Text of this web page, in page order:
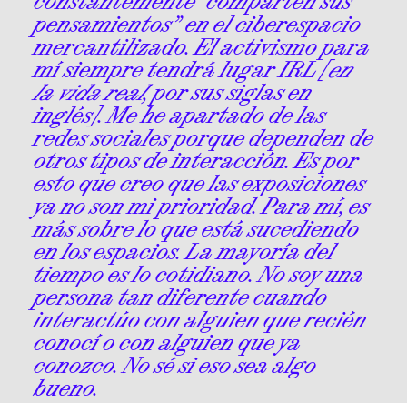
pensamientos” en el ciberespacio
mercantilizado. El activismo para
mí siempre tendrá lugar IRL [en
la vida real, por sus siglas en
inglés]. Me he apartado de las
redes sociales porque dependen de
otros tipos de interacción. Es por
esto que creo que las exposiciones
ya no son mi prioridad. Para mí, es
más sobre lo que está sucediendo
en los espacios. La mayoría del
tiempo es lo cotidiano. No soy una
persona tan diferente cuando
interactúo con alguien que recién
conocí o con alguien que ya
conozco. No sé si eso sea algo
bueno.